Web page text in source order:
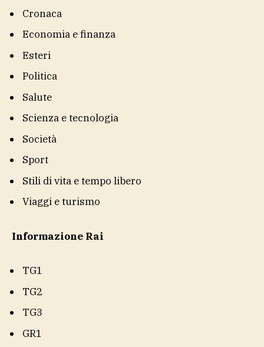
Cronaca
Economia e finanza
Esteri
Politica
Salute
Scienza e tecnologia
Società
Sport
Stili di vita e tempo libero
Viaggi e turismo
Informazione Rai
TG1
TG2
TG3
GR1